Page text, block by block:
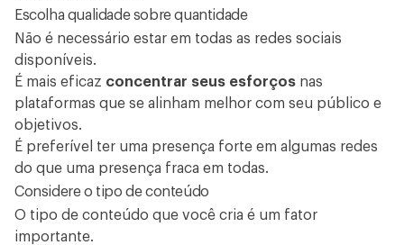
Escolha qualidade sobre quantidade
Não é necessário estar em todas as redes sociais
disponíveis.
É mais eficaz concentrar seus esforços nas
plataformas que se alinham melhor com seu público e
objetivos.
É preferível ter uma presença forte em algumas redes
do que uma presença fraca em todas.
Considere o tipo de conteúdo
O tipo de conteúdo que você cria é um fator
importante.